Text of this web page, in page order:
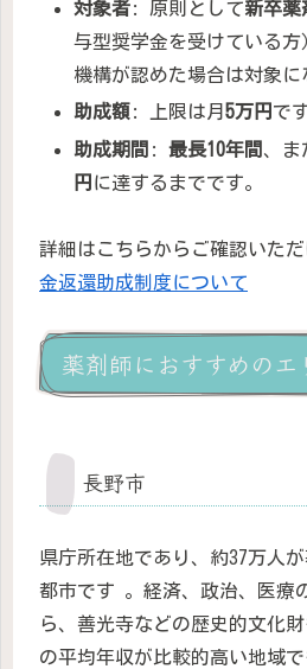
対象者: 原則として新卒薬
与型奨学金を受けている方
機構が認めた場合は対象に
助成額 : 上限は月5万円 で
助成期間 :最長10年間 、ま
円 に達するまでです。
詳細はこちらからご確認いただ
金返還助成制度について
薬剤師におすすめのエ
長野市
県庁所在地であり、約37万人
都市です 。経済、政治、医療
ら、善光寺などの歴史的文化
の平均年収が比較的高い地域